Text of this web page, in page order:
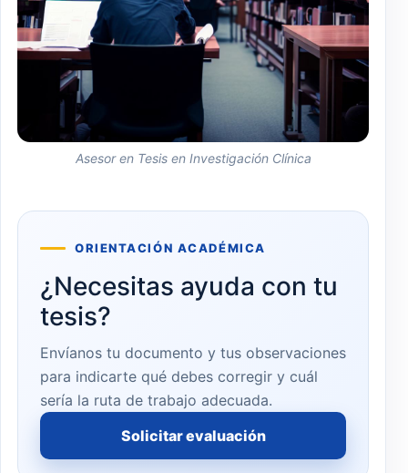
Asesor en Tesis en Investigación Clínica
ORIENTACIÓN ACADÉMICA
¿Necesitas ayuda con tu
tesis?
Envíanos tu documento y tus observaciones
para indicarte qué debes corregir y cuál
sería la ruta de trabajo adecuada.
Solicitar evaluación